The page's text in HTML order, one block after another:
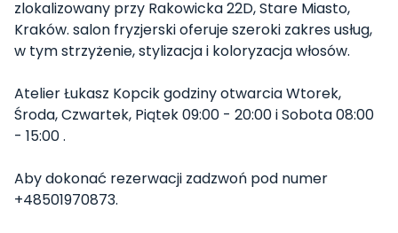
zlokalizowany przy Rakowicka 22D, Stare Miasto,
Kraków. salon fryzjerski oferuje szeroki zakres usług,
w tym strzyżenie, stylizacja i koloryzacja włosów.
Atelier Łukasz Kopcik godziny otwarcia Wtorek,
Środa, Czwartek, Piątek 09:00 - 20:00 i Sobota 08:00
- 15:00 .
Aby dokonać rezerwacji zadzwoń pod numer
+48501970873.